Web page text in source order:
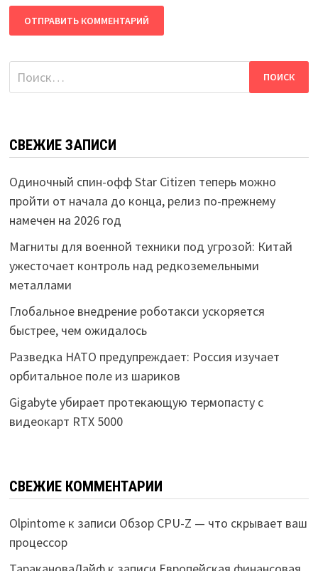
Найти:
СВЕЖИЕ ЗАПИСИ
Одиночный спин-офф Star Citizen теперь можно
пройти от начала до конца, релиз по-прежнему
намечен на 2026 год
Магниты для военной техники под угрозой: Китай
ужесточает контроль над редкоземельными
металлами
Глобальное внедрение роботакси ускоряется
быстрее, чем ожидалось
Разведка НАТО предупреждает: Россия изучает
орбитальное поле из шариков
Gigabyte убирает протекающую термопасту с
видеокарт RTX 5000
СВЕЖИЕ КОММЕНТАРИИ
Olpintomeк записи Обзор CPU-Z — что скрывает ваш
процессор